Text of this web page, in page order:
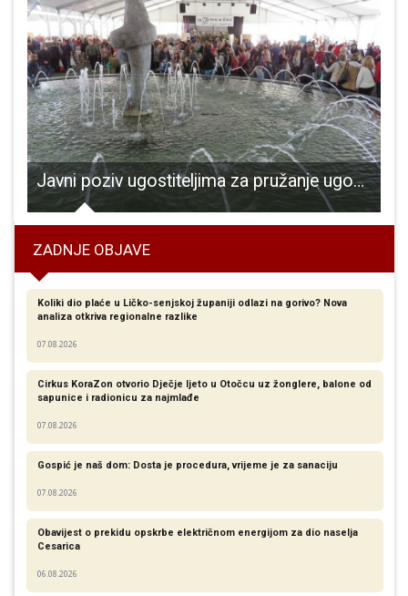
Javni poziv ugostiteljima za pružanje ugostiteljskih usluga na Jesen u Lici 2023.
ZADNJE OBJAVE
Koliki dio plaće u Ličko-senjskoj županiji odlazi na gorivo? Nova
analiza otkriva regionalne razlike​
07.08.2026
Cirkus KoraZon otvorio Dječje ljeto u Otočcu uz žonglere, balone od
sapunice i radionicu za najmlađe
07.08.2026
Gospić je naš dom: Dosta je procedura, vrijeme je za sanaciju
07.08.2026
Obavijest o prekidu opskrbe električnom energijom za dio naselja
Cesarica
06.08.2026